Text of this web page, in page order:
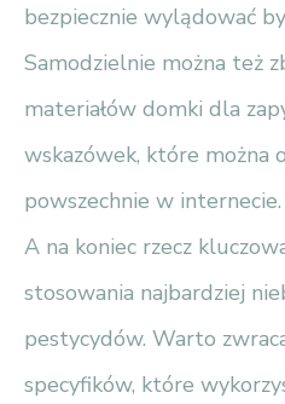
bezpiecznie wylądować
Samodzielnie można też
materiałów domki dla
wskazówek, które można
powszechnie w internecie.
A na koniec rzecz
stosowania najbardziej
pestycydów. Warto
specyfików, które